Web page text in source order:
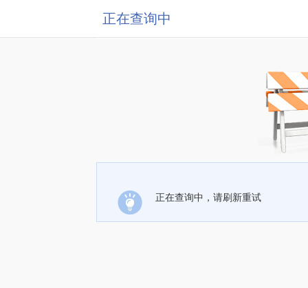
正在查询中
正在查询中，请刷新重试